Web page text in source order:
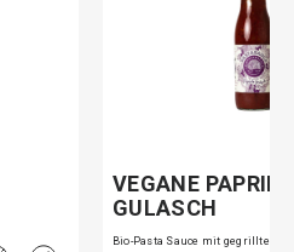
VEGANE
GULASCH
Bio-Pasta Sauce mit gegrillte…